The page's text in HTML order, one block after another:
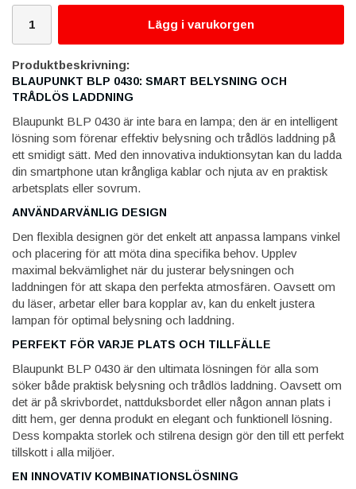
Lägg i varukorgen
Produktbeskrivning:
BLAUPUNKT BLP 0430: SMART BELYSNING OCH
TRÅDLÖS LADDNING
Blaupunkt BLP 0430 är inte bara en lampa; den är en intelligent
lösning som förenar effektiv belysning och trådlös laddning på
ett smidigt sätt. Med den innovativa induktionsytan kan du ladda
din smartphone utan krångliga kablar och njuta av en praktisk
arbetsplats eller sovrum.
ANVÄNDARVÄNLIG DESIGN
Den flexibla designen gör det enkelt att anpassa lampans vinkel
och placering för att möta dina specifika behov. Upplev
maximal bekvämlighet när du justerar belysningen och
laddningen för att skapa den perfekta atmosfären. Oavsett om
du läser, arbetar eller bara kopplar av, kan du enkelt justera
lampan för optimal belysning och laddning.
PERFEKT FÖR VARJE PLATS OCH TILLFÄLLE
Blaupunkt BLP 0430 är den ultimata lösningen för alla som
söker både praktisk belysning och trådlös laddning. Oavsett om
det är på skrivbordet, nattduksbordet eller någon annan plats i
ditt hem, ger denna produkt en elegant och funktionell lösning.
Dess kompakta storlek och stilrena design gör den till ett perfekt
tillskott i alla miljöer.
EN INNOVATIV KOMBINATIONSLÖSNING